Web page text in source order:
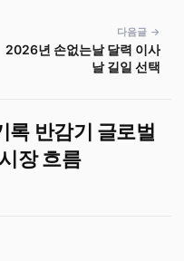
다음글 →
2026년 손없는날 달력 이사
날 길일 선택
반감기 글로벌
장 흐름